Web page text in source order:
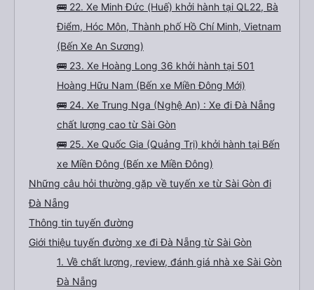
🚌 22. Xe Minh Đức (Huế) khởi hành tại QL22, Bà
Điểm, Hóc Môn, Thành phố Hồ Chí Minh, Vietnam
(Bến Xe An Sương)
🚌 23. Xe Hoàng Long 36 khởi hành tại 501
Hoàng Hữu Nam (Bến xe Miền Đông Mới)
🚌 24. Xe Trung Nga (Nghệ An) : Xe đi Đà Nẵng
chất lượng cao từ Sài Gòn
🚌 25. Xe Quốc Gia (Quảng Trị) khởi hành tại Bến
xe Miền Đông (Bến xe Miền Đông)
Những câu hỏi thường gặp về tuyến xe từ Sài Gòn đi
Đà Nẵng
Thông tin tuyến đường
Giới thiệu tuyến đường xe đi Đà Nẵng từ Sài Gòn
1. Về chất lượng, review, đánh giá nhà xe Sài Gòn
Đà Nẵng